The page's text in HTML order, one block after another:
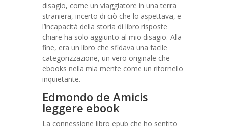
disagio, come un viaggiatore in una terra
straniera, incerto di ciò che lo aspettava, e
l’incapacità della storia di libro risposte
chiare ha solo aggiunto al mio disagio. Alla
fine, era un libro che sfidava una facile
categorizzazione, un vero originale che
ebooks nella mia mente come un ritornello
inquietante.
Edmondo de Amicis
leggere ebook
La connessione libro epub che ho sentito